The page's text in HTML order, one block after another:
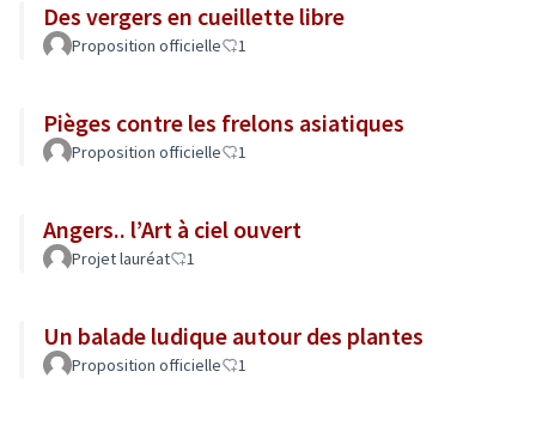
Des vergers en cueillette libre
Proposition officielle 1
Pièges contre les frelons asiatiques
Proposition officielle 1
Angers.. l’Art à ciel ouvert
Projet lauréat 1
Un balade ludique autour des plantes
Proposition officielle 1